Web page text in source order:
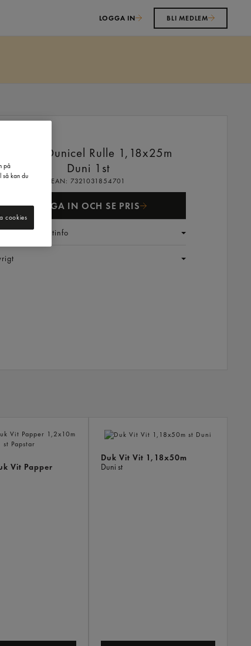
LOGGA IN BLI MEDLEM
Duk Vit Dunicel Rulle 1,18x25m
Duni 1st
EAN: 7321031854701
LOGGA IN OCH SE PRIS
produktinfo
Vit Papper
Duk Vit Vit 1,18x50m
Dunist
på
så kan du
cookies